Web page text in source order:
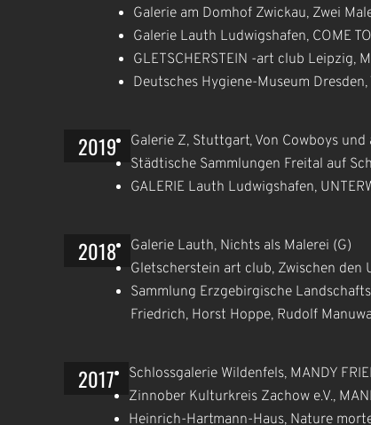
Galerie am Domhof Zwickau, Zwei
Galerie Lauth Ludwigshafen, COME
GLETSCHERSTEIN -art club Leipzig,
Deutsches Hygiene-Museum Dresden,
2019
Galerie Z, Stuttgart, Von Cowboys und
Städtische Sammlungen Freital auf
GALERIE Lauth Ludwigshafen,
2018
Galerie Lauth, Nichts als Malerei (G)
Gletscherstein art club, Zwischen den
Sammlung Erzgebirgische
Friedrich, Horst Hoppe, Rudolf
2017
Schlossgalerie Wildenfels, MANDY
Zinnober Kulturkreis Zachow e.V.,
Heinrich-Hartmann-Haus, Nature